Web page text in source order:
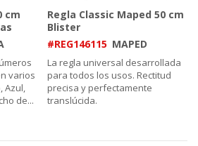
cm
varios
Azul,
de...
Regla Classic Maped 50 cm
Blister
#REG146115 MAPED
La regla universal desarrollada
para todos los usos. Rectitud
precisa y perfectamente
translúcida.